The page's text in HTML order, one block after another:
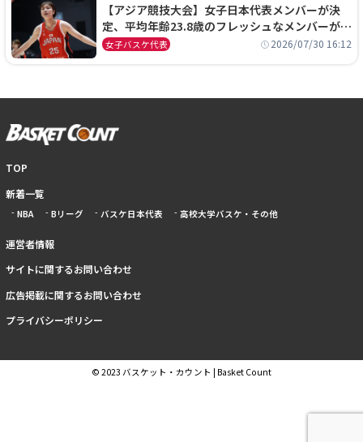
【アジア競技大会】女子日本代表メンバーが決
定、平均年齢23.8歳のフレッシュなメンバーが日
本開催の大舞台で頂点を狙う
女子バスケ代表 2026/07/30 16:12
TOP
新着一覧
NBA Bリーグ バスケ日本代表 高校大学バスケ・その他
運営者情報
サイトに関するお問い合わせ
広告掲載に関するお問い合わせ
プライバシーポリシー
© 2023 バスケット・カウント | Basket Count